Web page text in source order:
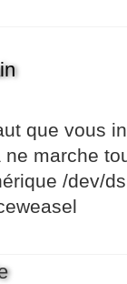
que vous
marche
/dev/